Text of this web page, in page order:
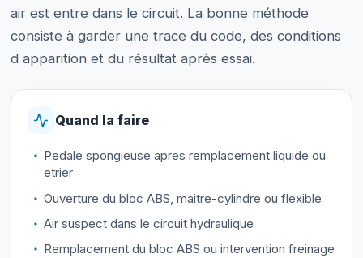
air est entre dans le circuit. La bonne méthode
consiste à garder une trace du code, des conditions
d apparition et du résultat après essai.
Quand la faire
Pedale spongieuse apres remplacement liquide ou
etrier
Ouverture du bloc ABS, maitre-cylindre ou flexible
Air suspect dans le circuit hydraulique
Remplacement du bloc ABS ou intervention freinage